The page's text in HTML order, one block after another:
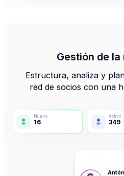
Gestión de
Estructura, analiza y
red de socios con una
Nuevo
16
Activo
349